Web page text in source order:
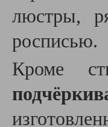
люстры,
росписью.
Кроме